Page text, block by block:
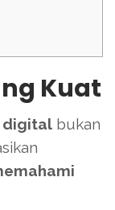
Kuat
digital bukan